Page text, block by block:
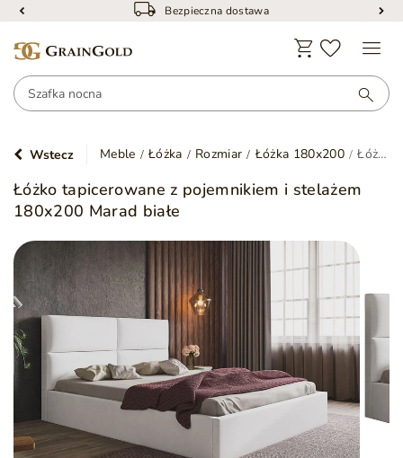
Bezpieczna dostawa
Wstecz Meble Łóżka Rozmiar Łóżka 180x200 Łóżko tapicerowane z pojemnikiem i stelażem 180x200 Marad białe
Łóżko tapicerowane z pojemnikiem i stelażem
180x200 Marad białe